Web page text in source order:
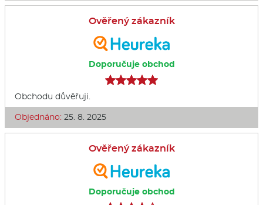
Ověřený zákazník
Doporučuje obchod
Obchodu důvěřuji.
Objednáno: 25. 8. 2025
Ověřený zákazník
Doporučuje obchod